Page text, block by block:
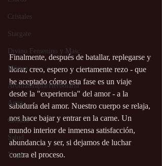
Cristales
Stargate
Divino Femenino y Masc.
Música
Aromaterapia/Herbolaria
Agua
Ciencia
Salud
Yoga
Finalmente, después de batallar, replegarse y
llorar, creo, espero y ciertamente rezo - que
he aceptado cómo esta fase es un viaje
desde la "experiencia" del amor - a la
sabiduría del amor. Nuestro cuerpo se relaja,
nos hace bajar y entrar en la carne. Un
mundo interior de inmensa satisfacción,
abundancia y ser, si dejamos de luchar
contra el proceso.